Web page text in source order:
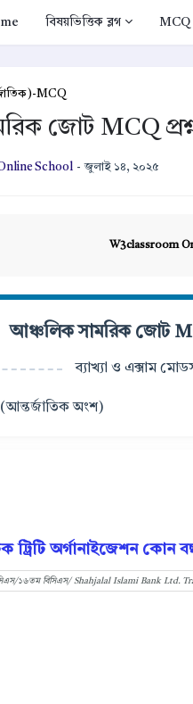
বিষয়ভিত্তিক ব্লগ MCQ
MCQ
জোট MCQ
School - জুলাই ১৪, ২০২৫
W3classroom
আঞ্চলিক সামরিক জোট
ব্যাখ্যা ও এক্সাম
(আন্তর্জাতিক অংশ)
ট্রিটি অর্গানাইজেশন কোন
১৬তম বিসিএস/ Shahjalal Islami Bank Ltd.